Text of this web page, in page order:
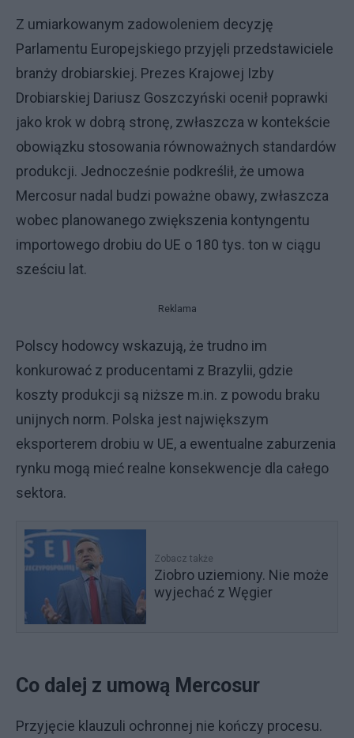
Z umiarkowanym zadowoleniem decyzję
Parlamentu Europejskiego przyjęli przedstawiciele
branży drobiarskiej. Prezes Krajowej Izby
Drobiarskiej Dariusz Goszczyński ocenił poprawki
jako krok w dobrą stronę, zwłaszcza w kontekście
obowiązku stosowania równoważnych standardów
produkcji. Jednocześnie podkreślił, że umowa
Mercosur nadal budzi poważne obawy, zwłaszcza
wobec planowanego zwiększenia kontyngentu
importowego drobiu do UE o 180 tys. ton w ciągu
sześciu lat.
Reklama
Polscy hodowcy wskazują, że trudno im
konkurować z producentami z Brazylii, gdzie
koszty produkcji są niższe m.in. z powodu braku
unijnych norm. Polska jest największym
eksporterem drobiu w UE, a ewentualne zaburzenia
rynku mogą mieć realne konsekwencje dla całego
sektora.
Zobacz także
Ziobro uziemiony. Nie może
wyjechać z Węgier
Co dalej z umową Mercosur
Przyjęcie klauzuli ochronnej nie kończy procesu.